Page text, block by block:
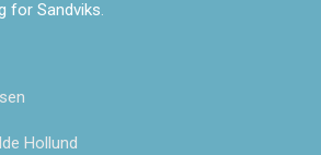
for Sandviks.
Hollund